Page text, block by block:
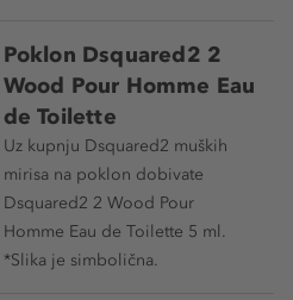
Poklon Dsquared2 2
Wood Pour Homme Eau
de Toilette
Uz kupnju Dsquared2 muških
mirisa na poklon dobivate
Dsquared2 2 Wood Pour
Homme Eau de Toilette 5 ml.
*Slika je simbolična.